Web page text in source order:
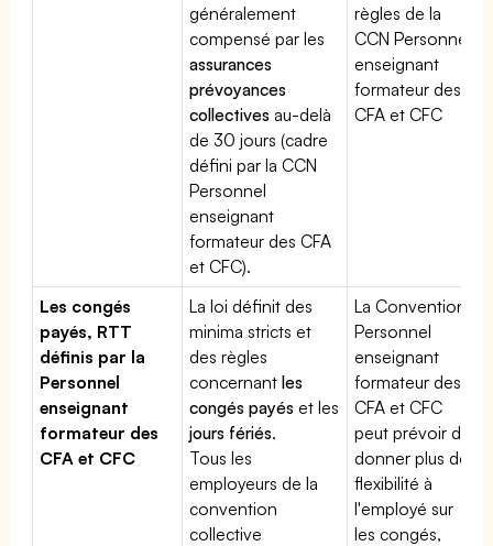
généralement
compensé par les
assurances
prévoyances
collectives au-delà
de 30 jours (cadre
défini par la CCN
Personnel
enseignant
formateur des CFA
et CFC).
règles de la
CCN Personnel
enseignant
formateur des
CFA et CFC
Les congés
payés, RTT
définis par la
Personnel
enseignant
formateur des
CFA et CFC
La loi définit des
minima stricts et
des règles
concernantles
congés payés et les
jours fériés.
Tous les
employeurs de la
convention
collective
La Convention
Personnel
enseignant
formateur des
CFA et CFC
peut prévoir de
donner plus de
flexibilité à
l'employé sur
les congés,